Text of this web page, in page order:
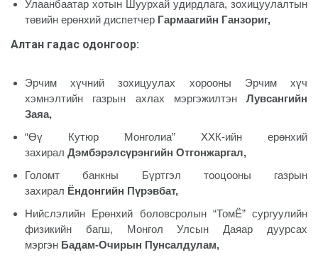
Улаанбаатар хотын Шуурхай удирдлага, зохицуулалтын
төвийн ерөнхий диспетчер Гармаагийн Ганзориг,
Алтан гадас одонгоор:
Эрчим хүчний зохицуулах хорооны Эрчим хүч
хэмнэлтийн газрын ахлах мэргэжилтэн
Лувсангийн
Заяа,
“Өү Кутюр Монголиа” ХХК-ийн ерөнхий
захирал Дэмбэрэлсүрэнгийн Отгонжаргал,
Голомт банкны Бүртгэл тооцооны газрын
захирал Ёндонгийн Пүрэвбат,
Нийслэлийн Ерөнхий боловсролын “ТомЁ” сургуулийн
физикийн багш, Монгол Улсын Даяар дуурсах
мэргэн Бадам-Очирын Пунсалдулам,